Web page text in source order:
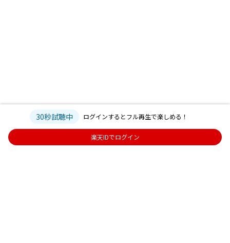
30秒試聴中 ログインするとフル再生で楽しめる！
楽天IDでログイン